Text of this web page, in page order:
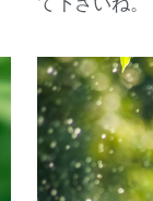
運命へと誘
としたシー
て下さいね。